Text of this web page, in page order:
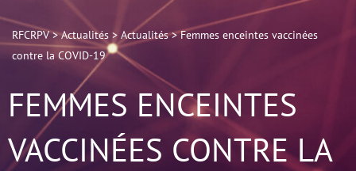
RFCRPV>Actualités> Actualités>Femmes enceintes vaccinées
contre la COVID-19
FEMMES ENCEINTES
VACCINÉES CONTRE LA